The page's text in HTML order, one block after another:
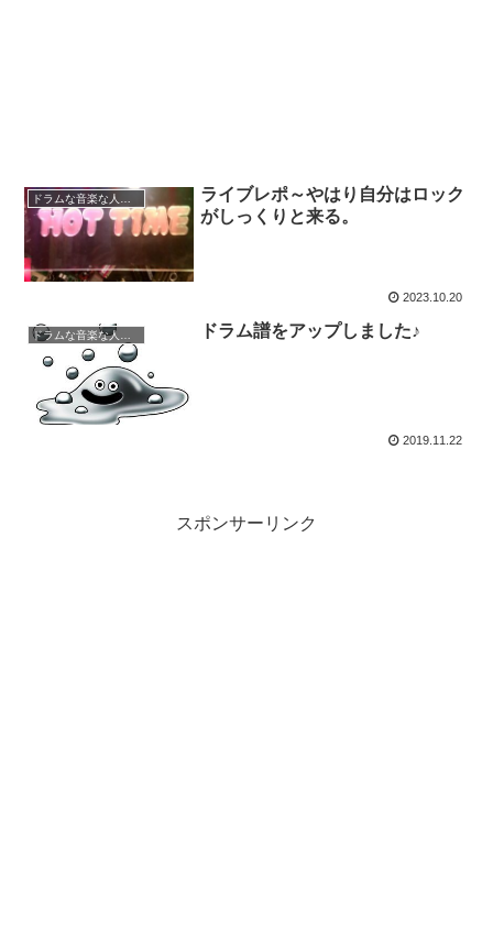
ドラムな音楽な人生～
ライブレポ～やはり自分はロック
がしっくりと来る。
2023.10.20
ドラム譜をアップしました♪
2019.11.22
スポンサーリンク